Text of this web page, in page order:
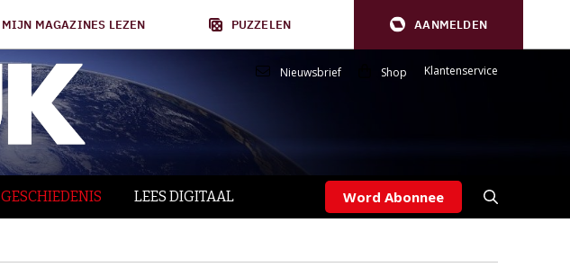
MIJN MAGAZINES LEZEN PUZZELEN AANMELDEN
Nieuwsbrief Shop Klantenservice
GESCHIEDENIS LEES DIGITAAL Word Abonnee